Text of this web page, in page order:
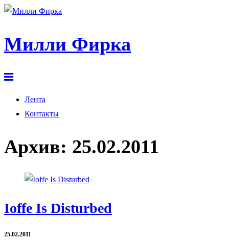
Милли Фирка
Лента
Контакты
Архив: 25.02.2011
Ioffe Is Disturbed
25.02.2011